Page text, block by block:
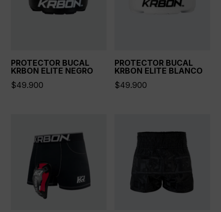
PROTECTOR BUCAL
KRBON ELITE NEGRO
$49.900
PROTECTOR BUCAL
KRBON ELITE BLANCO
$49.900